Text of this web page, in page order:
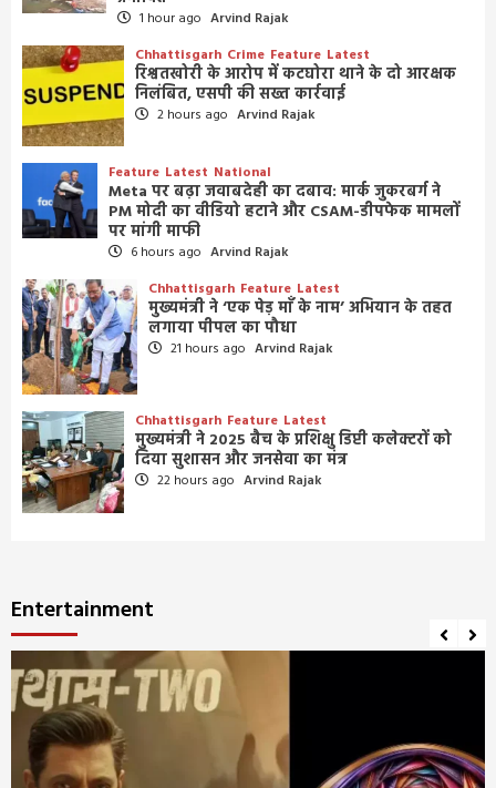
1 hour ago Arvind Rajak
Chhattisgarh Crime Feature Latest
रिश्वतखोरी के आरोप में कटघोरा थाने के दो आरक्षक
निलंबित, एसपी की सख्त कार्रवाई
2 hours ago Arvind Rajak
Feature Latest National
Meta पर बढ़ा जवाबदेही का दबाव: मार्क जुकरबर्ग ने
PM मोदी का वीडियो हटाने और CSAM-डीपफेक मामलों
पर मांगी माफी
6 hours ago Arvind Rajak
Chhattisgarh Feature Latest
मुख्यमंत्री ने ‘एक पेड़ माँ के नाम’ अभियान के तहत
लगाया पीपल का पौधा
21 hours ago Arvind Rajak
Chhattisgarh Feature Latest
मुख्यमंत्री ने 2025 बैच के प्रशिक्षु डिप्टी कलेक्टरों को
दिया सुशासन और जनसेवा का मंत्र
22 hours ago Arvind Rajak
Entertainment